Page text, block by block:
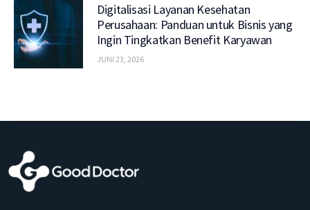
Digitalisasi Layanan Kesehatan
Perusahaan: Panduan untuk Bisnis yang
Ingin Tingkatkan Benefit Karyawan
JUNI 23, 2026